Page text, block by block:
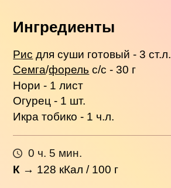
Ингредиенты
Рис для суши готовый - 3 ст.л.
Семга/форель с/с - 30 г
Нори - 1 лист
Огурец - 1 шт.
Икра тобико - 1 ч.л.
0 ч. 5 мин.
К → 128 кКал / 100 г